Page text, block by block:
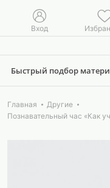
Вход
Быстрый подбор
Главная
Другие
Познавательный час «Как